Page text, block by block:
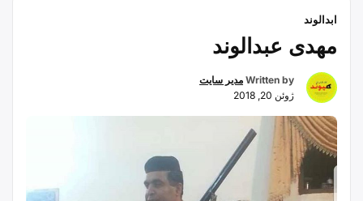
ابدالوند
مهدی عبدالوند
Written by مدیر سایت
ژوئن 20, 2018